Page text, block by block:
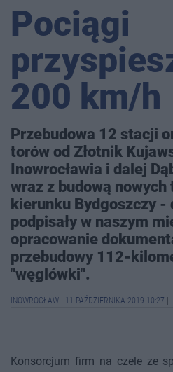
Pociągi
200 km/h
Przebudowa 12 stacji
torów od Złotnik
Inowrocławia i dalej
wraz z budową
kierunku Bydgoszczy -
podpisały w naszym
opracowanie
przebudowy 112-
"węglówki".
INOWROCŁAW 11 PAŹDZIERNIKA 2019 10:27
Konsorcjum firm na czele ze